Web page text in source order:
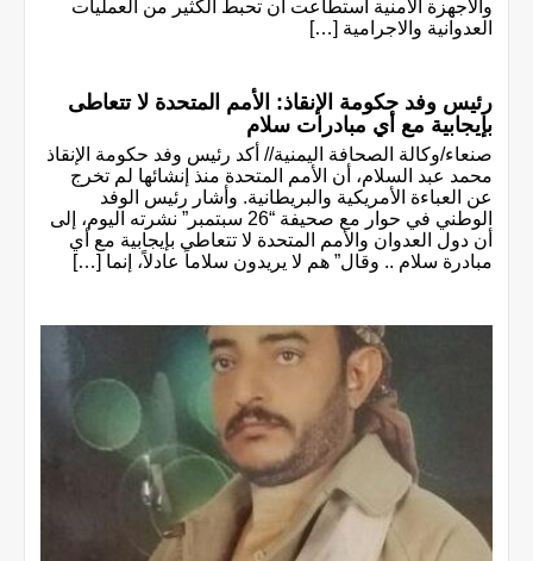
والأجهزة الأمنية استطاعت أن تحبط الكثير من العمليات
العدوانية والاجرامية […]
رئيس وفد حكومة الإنقاذ: الأمم المتحدة لا تتعاطى
بإيجابية مع أي مبادرات سلام
صنعاء/وكالة الصحافة اليمنية// أكد رئيس وفد حكومة الإنقاذ
محمد عبد السلام، أن الأمم المتحدة منذ إنشائها لم تخرج
عن العباءة الأمريكية والبريطانية. وأشار رئيس الوفد
الوطني في حوار مع صحيفة “26 سبتمبر” نشرته اليوم، إلى
أن دول العدوان والأمم المتحدة لا تتعاطى بإيجابية مع أي
مبادرة سلام .. وقال” هم لا يريدون سلاماً عادلاً، إنما […]